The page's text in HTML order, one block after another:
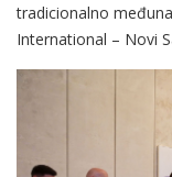
tradicionalno
International – Novi